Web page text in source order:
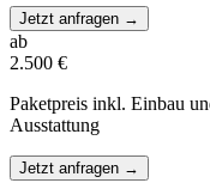
Jetzt anfragen →
ab
2.500 €
Paketpreis inkl. Einbau
Ausstattung
Jetzt anfragen →